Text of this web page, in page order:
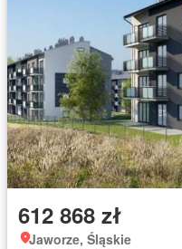
612 868 zł
Jaworze, Śląskie